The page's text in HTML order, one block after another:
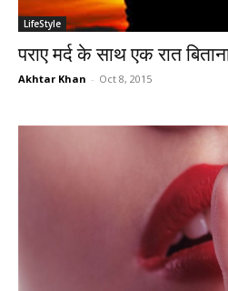
LifeStyle
पराए मर्द के साथ एक रात
Akhtar Khan - Oct 8, 2015